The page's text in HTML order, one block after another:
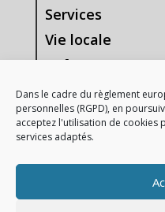
Dans le cadre du règlement
personnelles (RGPD), en
acceptez l'utilisation de cookies
services adaptés.
Services
Vie locale
Enfance &
Tourisme &
Vie Associative
—-
Mentions
Gestion des